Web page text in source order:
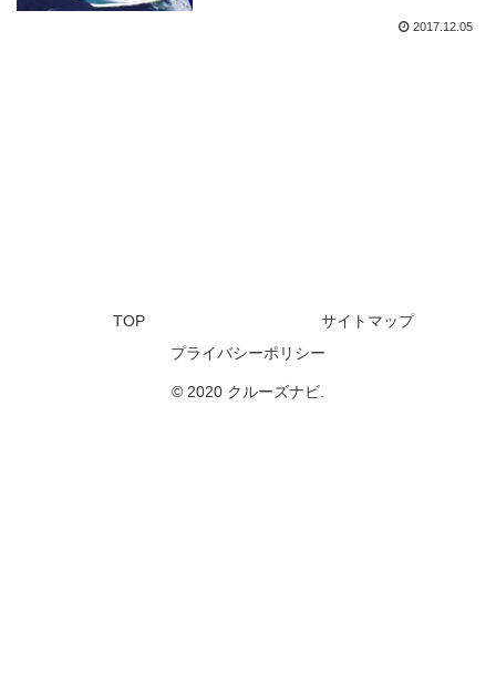
2017.12.05
TOP
サイトマップ
プライバシーポリシー
© 2020 クルーズナビ.